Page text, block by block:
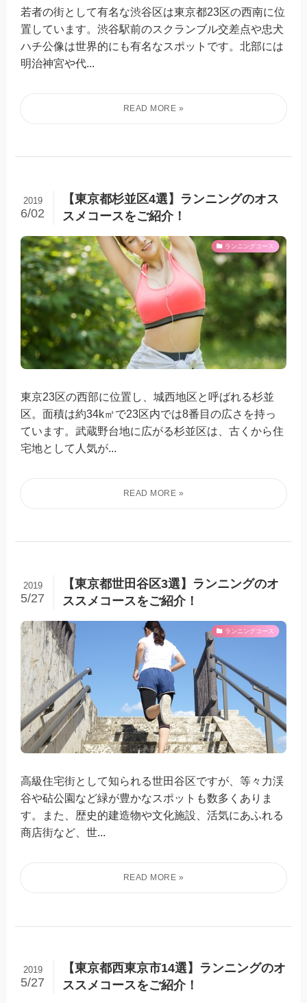
若者の街として有名な渋谷区は東京都23区の西南に位
置しています。渋谷駅前のスクランブル交差点や忠犬
ハチ公像は世界的にも有名なスポットです。北部には
明治神宮や代...
【東京都杉並区4選】ランニングのオス
スメコースをご紹介！
2019
6/02
ランニングコース
東京23区の西部に位置し、城西地区と呼ばれる杉並
区。面積は約34k㎡で23区内では8番目の広さを持っ
ています。武蔵野台地に広がる杉並区は、古くから住
宅地として人気が...
【東京都世田谷区3選】ランニングのオ
ススメコースをご紹介！
2019
5/27
ランニングコース
高級住宅街として知られる世田谷区ですが、等々力渓
谷や砧公園など緑が豊かなスポットも数多くありま
す。また、歴史的建造物や文化施設、活気にあふれる
商店街など、世...
【東京都西東京市14選】ランニングのオ
ススメコースをご紹介！
2019
5/27